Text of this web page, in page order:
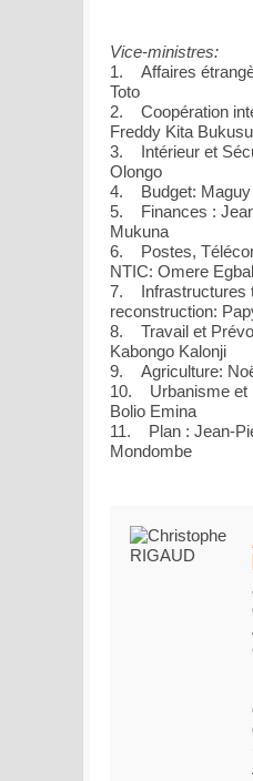
Vice-ministres:
1. Affaires
Toto
2. Coopération
Freddy Kita Bukusu
3. Intérieur et
Olongo
4. Budget: Maguy
5. Finances :
Mukuna
6. Postes,
NTIC: Omere
7. Infrastructures
reconstruction:
8. Travail et
Kabongo Kalonji
9. Agriculture:
10. Urbanisme et
Bolio Emina
11. Plan : Jean-
Mondombe